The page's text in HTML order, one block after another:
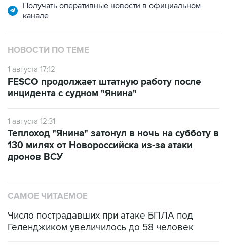
Получать оперативные новости в официальном
канале
НОВОСТИ ПО ТЕМЕ
1 августа 17:12
FESCO продолжает штатную работу после
инцидента с судном "Янина"
1 августа 12:31
Теплоход "Янина" затонул в ночь на субботу в
130 милях от Новороссийска из-за атаки
дронов ВСУ
САМОЕ ЧИТАЕМОЕ
Число пострадавших при атаке БПЛА под
Геленджиком увеличилось до 58 человек